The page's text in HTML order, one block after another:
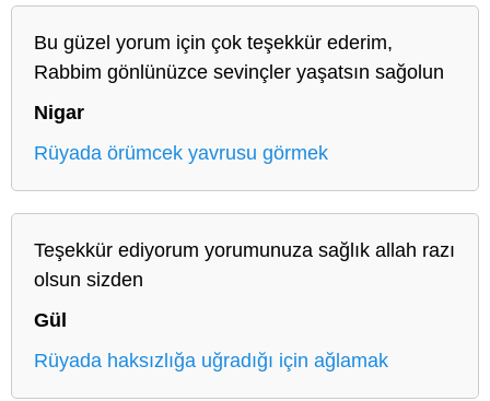
Bu güzel yorum için çok teşekkür ederim,
Rabbim gönlünüzce sevinçler yaşatsın sağolun
Nigar
Rüyada örümcek yavrusu görmek
Teşekkür ediyorum yorumunuza sağlık allah razı
olsun sizden
Gül
Rüyada haksızlığa uğradığı için ağlamak